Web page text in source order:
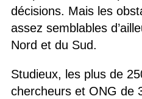
décisions. Mais les
assez semblables
Nord et du Sud.
Studieux, les plus de
chercheurs et ONG de